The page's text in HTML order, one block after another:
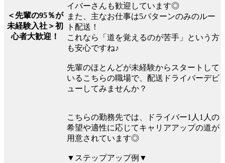
＜先輩の95％が
未経験入社＞初
心者大歓迎！
イバーさんも歓迎しています◎
また、主なお仕事は5パターンのみのルー
ト配送！
これなら「道を覚えるのが苦手」という方
も安心ですね♪
先輩のほとんどが未経験からスタートして
いるこちらの職場で、配送ドライバーデビ
ューしてみませんか？
こちらの勤務先では、ドライバー1人1人の
希望や適性に応じてキャリアアップの道が
用意されています◎
▼ステップアップ例▼